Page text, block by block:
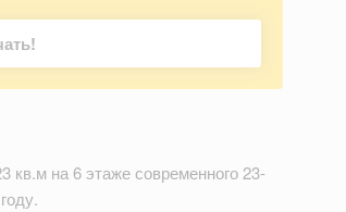
на 6 этаже современного 23-